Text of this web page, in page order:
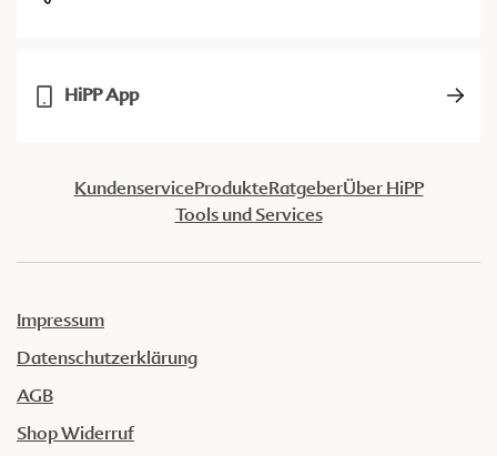
HiPP App
KundenserviceProdukteRatgeberÜber HiPP
Tools und Services
Impressum
Datenschutzerklärung
AGB
Shop Widerruf